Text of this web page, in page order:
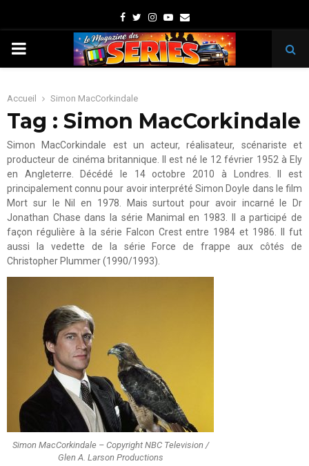
Facebook
TwitterInstagram
Youtube
Email
PRIMARY
Accueil Simon MacCorkindale
Tag : Simon MacCorkindale
Simon MacCorkindale est un acteur, réalisateur, scénariste et
producteur de cinéma britannique. Il est né le 12 février 1952 à Ely
en Angleterre. Décédé le 14 octobre 2010 à Londres. Il est
principalement connu pour avoir interprété Simon Doyle dans le film
Mort sur le Nil en 1978. Mais surtout pour avoir incarné le Dr
Jonathan Chase dans la série Manimal en 1983. Il a participé de
façon régulière à la série Falcon Crest entre 1984 et 1986. Il fut
aussi la vedette de la série Force de frappe aux côtés de
Christopher Plummer (1990/1993).
Simon MacCorkindale – Copyright NBC Television /
Glen A. Larson Productions